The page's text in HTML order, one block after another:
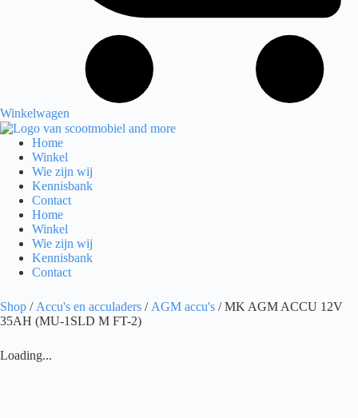
Winkelwagen
Home
Winkel
Wie zijn wij
Kennisbank
Contact
Home
Winkel
Wie zijn wij
Kennisbank
Contact
Shop / Accu's en acculaders / AGM accu's / MK AGM ACCU 12V
35AH (MU-1SLD M FT-2)
Loading...